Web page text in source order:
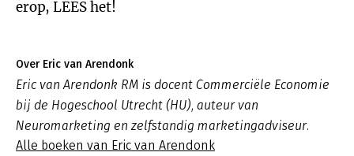
erop, LEES het!
Over Eric van Arendonk
Eric van Arendonk RM is docent Commerciële Economie
bij de Hogeschool Utrecht (HU), auteur van
Neuromarketing en zelfstandig marketingadviseur.
Alle boeken van Eric van Arendonk